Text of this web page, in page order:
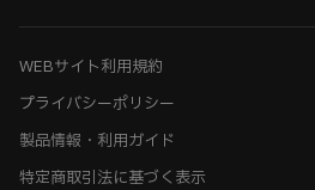
WEBサイト利用規約
プライバシーポリシー
製品情報・利用ガイド
特定商取引法に基づく表示